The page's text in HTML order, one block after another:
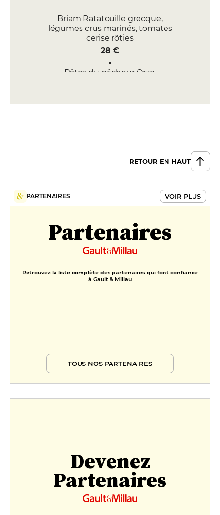
Briam Ratatouille grecque,
légumes crus marinés, tomates
cerise rôties
28 €
Pâtes du pêcheur Orzo,
Kozani AOP
xcoco mayan red, huile d’olive
Portokalopita Gâteau à l’orange
huile d’olive
14 €
RETOUR EN HAUT
PARTENAIRES VOIR PLUS
Partenaires
Retrouvez la liste complète des partenaires qui font confiance
à Gault & Millau
TOUS NOS PARTENAIRES
Devenez
Partenaires